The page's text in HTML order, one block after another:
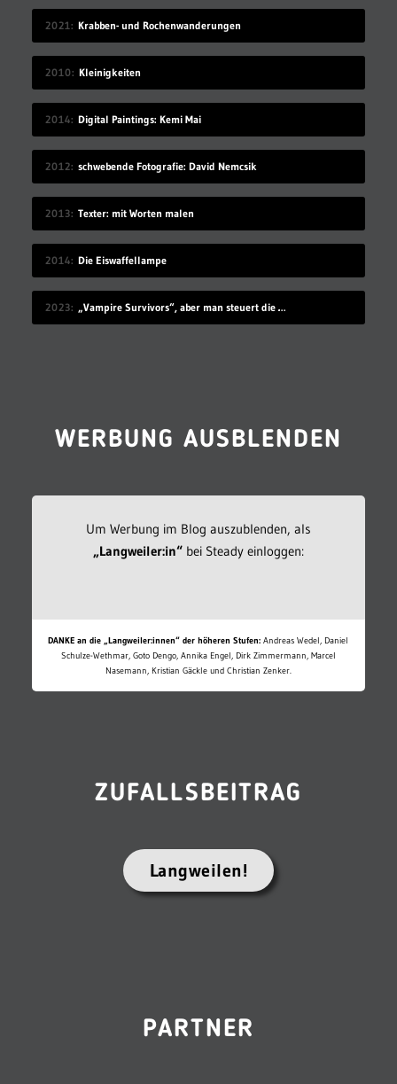
2021 Krabben- und Rochenwanderungen
2010 Kleinigkeiten
2014 Digital Paintings: Kemi Mai
2012 schwebende Fotografie: David Nemcsik
2013 Texter: mit Worten malen
2014 Die Eiswaffellampe
2023 „Vampire Survivors“, aber man steuert die Monster
WERBUNG AUSBLENDEN
Um Werbung im Blog auszublenden, als
„Langweiler:in“bei Steady einloggen:
DANKE an die „Langweiler:innen“ der höheren Stufen: Andreas Wedel, Daniel
Schulze-Wethmar, Goto Dengo, Annika Engel, Dirk Zimmermann, Marcel
Nasemann, Kristian Gäckle und Christian Zenker.
ZUFALLSBEITRAG
Langweilen!
PARTNER